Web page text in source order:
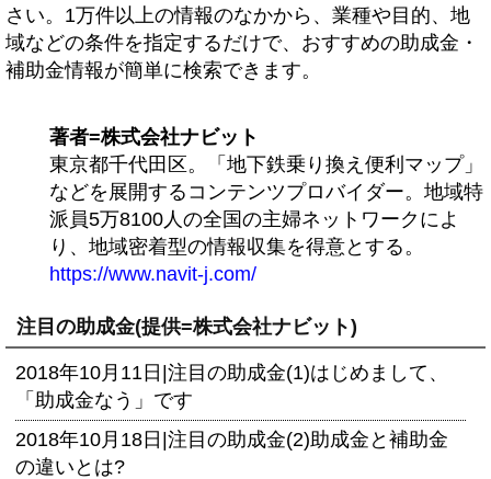
さい。1万件以上の情報のなかから、業種や目的、地
域などの条件を指定するだけで、おすすめの助成金・
補助金情報が簡単に検索できます。
著者=株式会社ナビット
東京都千代田区。「地下鉄乗り換え便利マップ」
などを展開するコンテンツプロバイダー。地域特
派員5万8100人の全国の主婦ネットワークによ
り、地域密着型の情報収集を得意とする。
https://www.navit-j.com/
注目の助成金(提供=株式会社ナビット)
2018年10月11日| 注目の助成金(1)はじめまして、
「助成金なう」です
2018年10月18日| 注目の助成金(2)助成金と補助金
の違いとは?